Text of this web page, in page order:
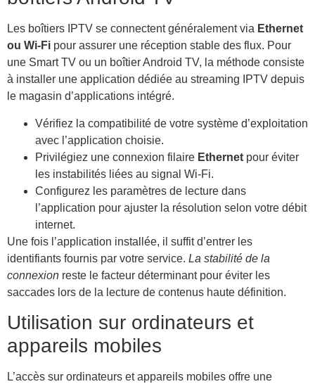
Les boîtiers IPTV se connectent généralement via Ethernet
ou Wi-Fi pour assurer une réception stable des flux. Pour
une Smart TV ou un boîtier Android TV, la méthode consiste
à installer une application dédiée au streaming IPTV depuis
le magasin d’applications intégré.
Vérifiez la compatibilité de votre système d’exploitation
avec l’application choisie.
Privilégiez une connexion filaire Ethernet pour éviter
les instabilités liées au signal Wi-Fi.
Configurez les paramètres de lecture dans
l’application pour ajuster la résolution selon votre débit
internet.
Une fois l’application installée, il suffit d’entrer les
identifiants fournis par votre service. La stabilité de la
connexion reste le facteur déterminant pour éviter les
saccades lors de la lecture de contenus haute définition.
Utilisation sur ordinateurs et
appareils mobiles
L’accès sur ordinateurs et appareils mobiles offre une